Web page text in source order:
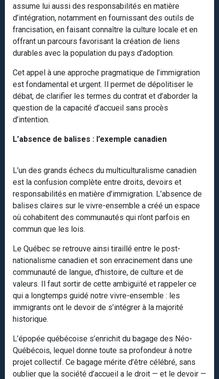
assume lui aussi des responsabilités en matière
d’intégration, notamment en fournissant des outils de
francisation, en faisant connaître la culture locale et en
offrant un parcours favorisant la création de liens
durables avec la population du pays d’adoption.
Cet appel à une approche pragmatique de l’immigration
est fondamental et urgent. Il permet de dépolitiser le
débat, de clarifier les termes du contrat et d’aborder la
question de la capacité d’accueil sans procès
d’intention.
L’absence de balises : l’exemple canadien
L’un des grands échecs du multiculturalisme canadien
est la confusion complète entre droits, devoirs et
responsabilités en matière d’immigration. L’absence de
balises claires sur le vivre-ensemble a créé un espace
où cohabitent des communautés qui n’ont parfois en
commun que les lois.
Le Québec se retrouve ainsi tiraillé entre le post-
nationalisme canadien et son enracinement dans une
communauté de langue, d’histoire, de culture et de
valeurs. Il faut sortir de cette ambiguïté et rappeler ce
qui a longtemps guidé notre vivre-ensemble : les
immigrants ont le devoir de s’intégrer à la majorité
historique.
L’épopée québécoise s’enrichit du bagage des Néo-
Québécois, lequel donne toute sa profondeur à notre
projet collectif. Ce bagage mérite d’être célébré, sans
oublier que la société d’accueil a le droit — et le devoir —